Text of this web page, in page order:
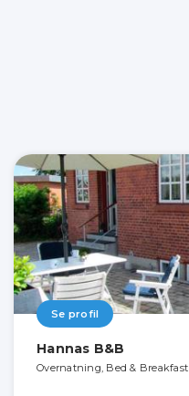
Se profil
Hannas B&B
Overnatning, Bed & Breakfast